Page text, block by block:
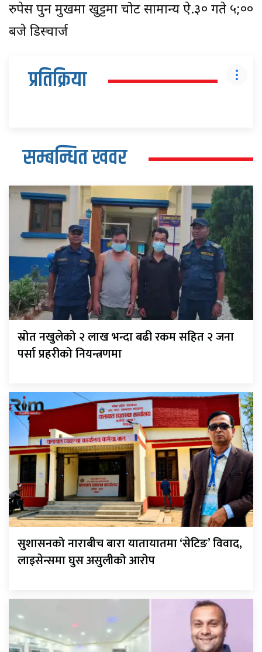
रुपेस पुन मुखमा खुट्टमा चोट सामान्य ऐ.३० गते ५;००
बजे डिस्चार्ज
प्रतिक्रिया
सम्बन्धित खवर
स्रोत नखुलेको २ लाख भन्दा बढी रकम सहित २ जना
पर्सा प्रहरीको नियन्त्रणमा
सुशासनको नाराबीच बारा यातायातमा ‘सेटिङ’ विवाद,
लाइसेन्समा घुस असुलीको आरोप